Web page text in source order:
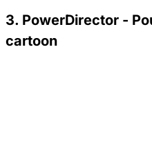
3. PowerDirector -
cartoon